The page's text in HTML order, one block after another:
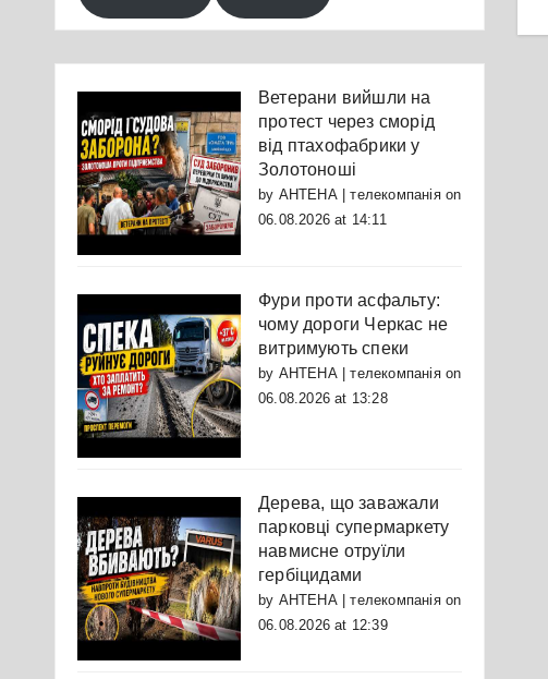
Ветерани вийшли на
протест через сморід
від птахофабрики у
Золотоноші
by АНТЕНА | телекомпаніяon
06.08.2026 at 14:11
Фури проти асфальту:
чому дороги Черкас не
витримують спеки
by АНТЕНА | телекомпаніяon
06.08.2026 at 13:28
Дерева, що заважали
парковці супермаркету
навмисне отруїли
гербіцидами
by АНТЕНА | телекомпаніяon
06.08.2026 at 12:39